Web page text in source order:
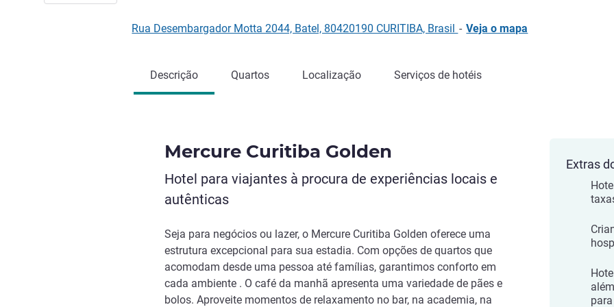
Rua Desembargador Motta 2044, Batel, 80420190 CURITIBA, Brasil - Veja o mapa
Descrição Quartos Localização Serviços de hotéis
Mercure Curitiba Golden
Hotel para viajantes à procura de experiências locais e
autênticas
Seja para negócios ou lazer, o Mercure Curitiba Golden oferece uma
estrutura excepcional para sua estadia. Com opções de quartos que
acomodam desde uma pessoa até famílias, garantimos conforto em
cada ambiente . O café da manhã apresenta uma variedade de pães e
bolos. Aproveite momentos de relaxamento no bar, na academia, na
Extras